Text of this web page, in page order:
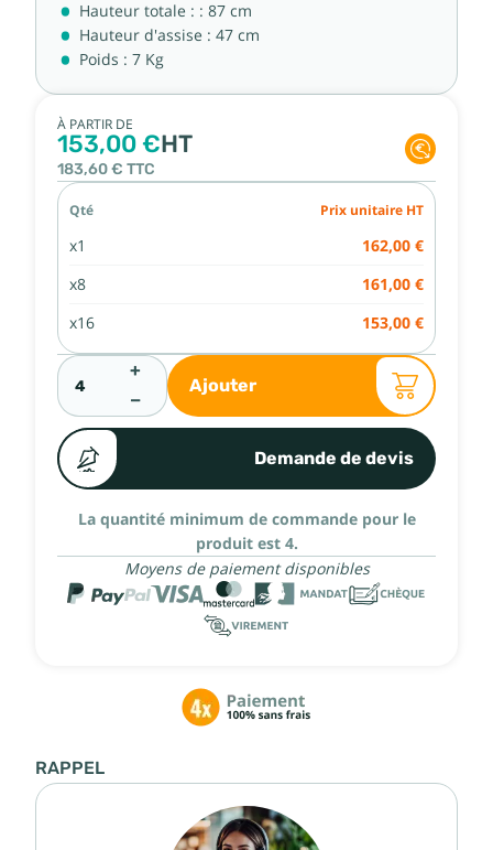
Hauteur totale : : 87 cm
Hauteur d'assise : 47 cm
Poids : 7 Kg
À PARTIR DE
153,00 €HT
183,60 € TTC
Qté Prix unitaire HT
x1 162,00 €
x8 161,00 €
x16 153,00 €
+
−
Ajouter
Demande de devis
La quantité minimum de commande pour le
produit est 4.
Moyens de paiement disponibles
RAPPEL